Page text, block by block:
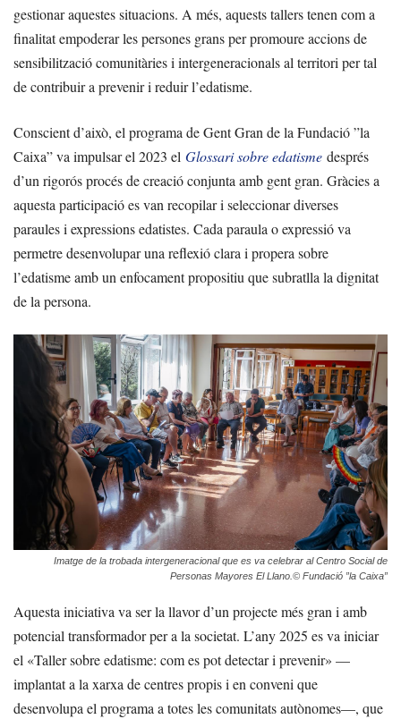
gestionar aquestes situacions. A més, aquests tallers tenen com a
finalitat empoderar les persones grans per promoure accions de
sensibilització comunitàries i intergeneracionals al territori per tal
de contribuir a prevenir i reduir l’edatisme.
Conscient d’això, el programa de Gent Gran de la Fundació ”la
Caixa” va impulsar el 2023 el Glossari sobre edatisme després
d’un rigorós procés de creació conjunta amb gent gran. Gràcies a
aquesta participació es van recopilar i seleccionar diverses
paraules i expressions edatistes. Cada paraula o expressió va
permetre desenvolupar una reflexió clara i propera sobre
l’edatisme amb un enfocament propositiu que subratlla la dignitat
de la persona.
Imatge de la trobada intergeneracional que es va celebrar al Centro Social de
Personas Mayores El Llano.© Fundació ”la Caixa”
Aquesta iniciativa va ser la llavor d’un projecte més gran i amb
potencial transformador per a la societat. L’any 2025 es va iniciar
el «Taller sobre edatisme: com es pot detectar i prevenir» —
implantat a la xarxa de centres propis i en conveni que
desenvolupa el programa a totes les comunitats autònomes—, que